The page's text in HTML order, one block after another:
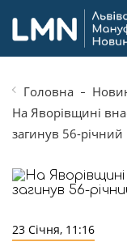
Головна
На Яворівщині
загинув 56-річний
23 Січня, 11:16